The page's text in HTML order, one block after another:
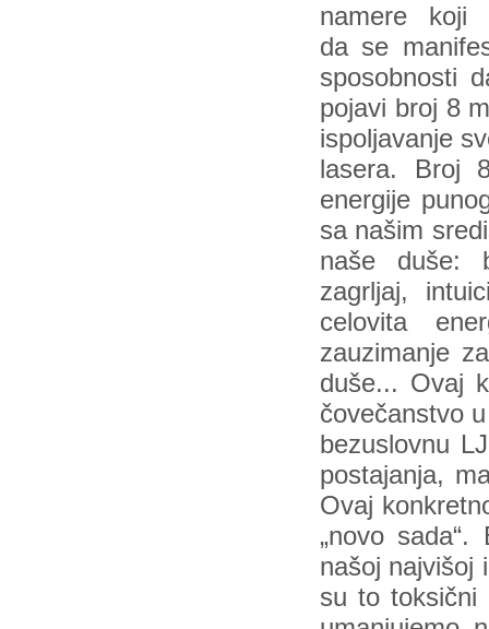
namere koji
da se
sposobnosti
pojavi broj 8
ispoljavanje
lasera. Broj
energije
sa našim
naše duše:
zagrljaj,
celovita
zauzimanje
duše... Ovaj
čovečanstvo
bezuslovnu
postajanja,
Ovaj
„novo
našoj najvišoj
su to toksični